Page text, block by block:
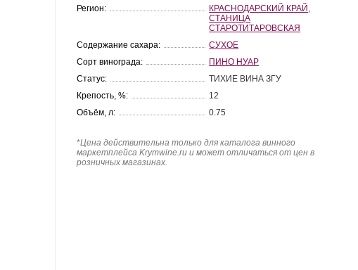
Регион:
КРАСНОДАРСКИЙ КРАЙ
СТАНИЦА
СТАРОТИТАРОВСКАЯ
Содержание сахара:
СУХОЕ
Сорт винограда:
ПИНО НУАР
Статус:
ТИХИЕ ВИНА ЗГУ
Крепость, %:
12
Объём, л:
0.75
*Цена действительна только для каталога винного
маркетплейса Krymwine.ru и может отличаться от цен в
розничных магазинах.